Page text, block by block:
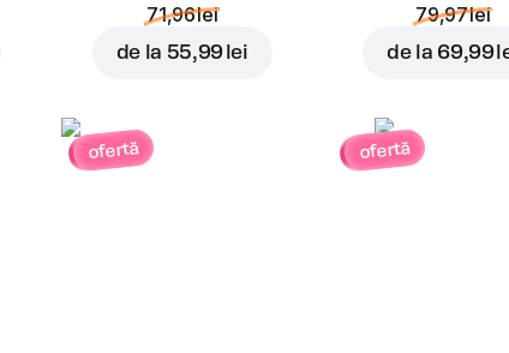
3,00 lei
71,96 lei
de la 55,99 lei
79,97 lei
de la 69,99
ofertă ofertă